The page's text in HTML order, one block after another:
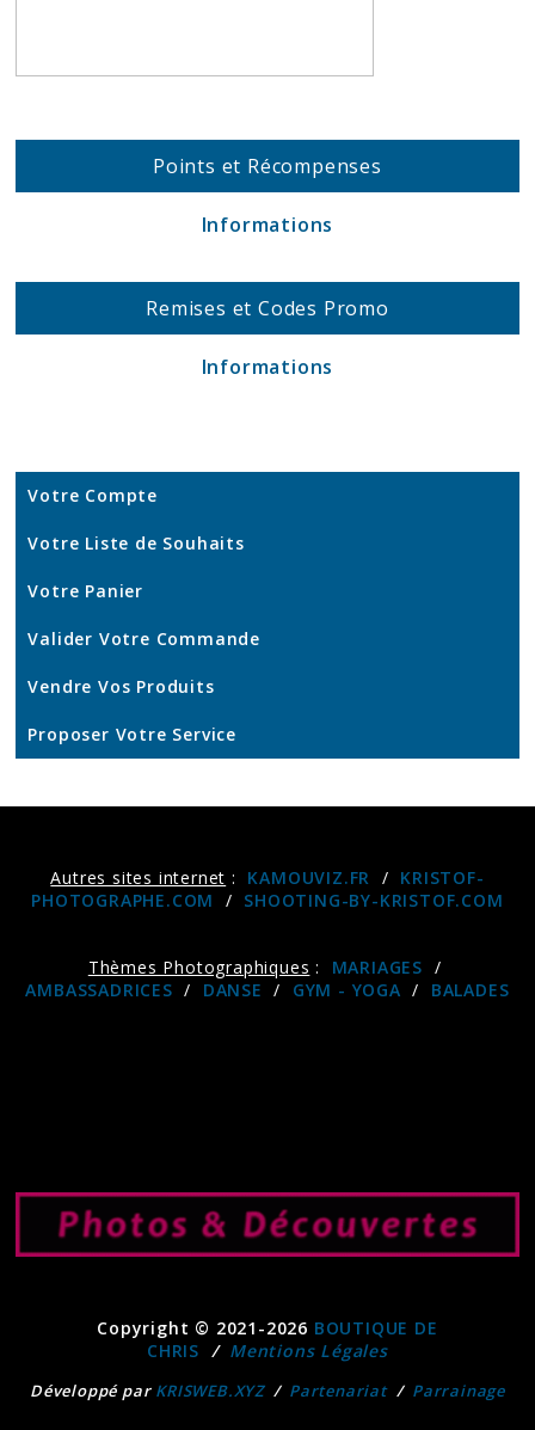
Points et Récompenses
Informations
Remises et Codes Promo
Informations
Votre Compte
Votre Liste de Souhaits
Votre Panier
Valider Votre Commande
Vendre Vos Produits
Proposer Votre Service
Autres sites internet : KAMOUVIZ.FR / KRISTOF-
PHOTOGRAPHE.COM
/ SHOOTING-BY-KRISTOF.COM
Thèmes Photographiques : MARIAGES /
AMBASSADRICES / DANSE / GYM - YOGA / BALADES
Copyright © 2021-2026 BOUTIQUE DE
CHRIS / Mentions Légales
Développé par KRISWEB.XYZ/ Partenariat/ Parrainage